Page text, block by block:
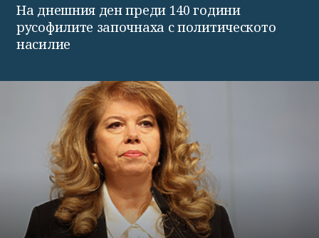
На днешния ден преди 140 години
русофилите започнаха с политическото
насилие